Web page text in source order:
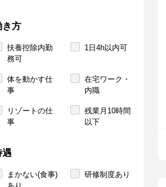
き方
扶養控除内勤
務可
1日4h以内可
体を動かす仕
事
在宅ワーク・
内職
リゾートの仕
事
残業月10時間
以下
遇
まかない(食事)
研修制度あり